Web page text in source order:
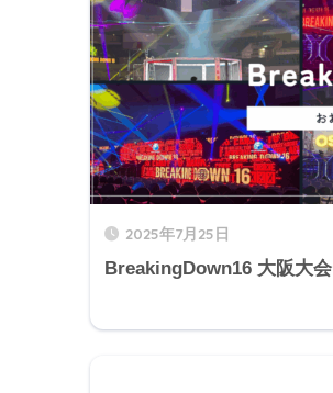
2025年7月25日
BreakingDown16 大阪大会